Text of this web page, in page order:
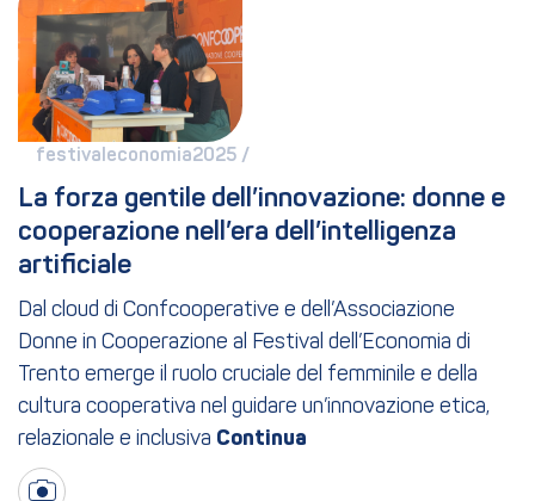
festivaleconomia2025 /
La forza gentile dell’innovazione: donne e
cooperazione nell’era dell’intelligenza
artificiale
Dal cloud di Confcooperative e dell’Associazione
Donne in Cooperazione al Festival dell’Economia di
Trento emerge il ruolo cruciale del femminile e della
cultura cooperativa nel guidare un’innovazione etica,
relazionale e inclusiva